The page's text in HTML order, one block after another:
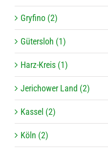
Gryfino (2)
Gütersloh (1)
Harz-Kreis (1)
Jerichower Land (2)
Kassel (2)
Köln (2)